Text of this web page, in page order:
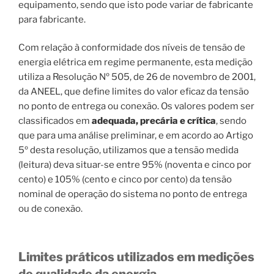
equipamento, sendo que isto pode variar de fabricante
para fabricante.
Com relação à conformidade dos níveis de tensão de
energia elétrica em regime permanente, esta medição
utiliza a Resolução Nº 505, de 26 de novembro de 2001,
da ANEEL, que define limites do valor eficaz da tensão
no ponto de entrega ou conexão. Os valores podem ser
classificados em adequada, precária e crítica, sendo
que para uma análise preliminar, e em acordo ao Artigo
5º desta resolução, utilizamos que a tensão medida
(leitura) deva situar-se entre 95% (noventa e cinco por
cento) e 105% (cento e cinco por cento) da tensão
nominal de operação do sistema no ponto de entrega
ou de conexão.
Limites práticos utilizados em medições